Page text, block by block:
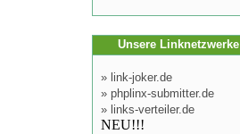
Unsere Linknetzwerke
» link-joker.de
» phplinx-submitter.de
» links-verteiler.de
NEU!!!